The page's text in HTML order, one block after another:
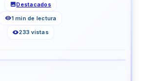
Destacados
1 min de lectura
233 vistas